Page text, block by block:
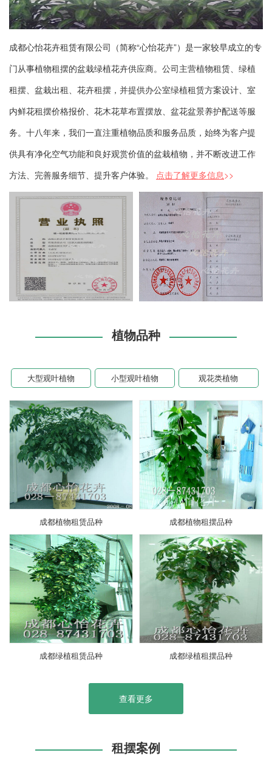
成都心怡花卉租赁有限公司（简称“心怡花卉”）是一家较早成立的专
门从事植物租摆的盆栽绿植花卉供应商。公司主营植物租赁、绿植
租摆、盆栽出租、花卉租摆，并提供办公室绿植租赁方案设计、室
内鲜花租摆价格报价、花木花草布置摆放、盆花盆景养护配送等服
务。十八年来，我们一直注重植物品质和服务品质，始终为客户提
供具有净化空气功能和良好观赏价值的盆栽植物，并不断改进工作
方法、完善服务细节、提升客户体验。 点击了解更多信息>>
植物品种
大型观叶植物 小型观叶植物 观花类植物
成都植物租赁品种 成都植物租摆品种
成都绿植租赁品种 成都绿植租摆品种
查看更多
租摆案例